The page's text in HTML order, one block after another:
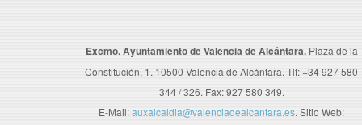
Excmo. Ayuntamiento de Valencia de Alcántara. Plaza de la
Constitución, 1. 10500 Valencia de Alcántara. Tlf: +34 927 580
344 / 326. Fax: 927 580 349.
E-Mail:auxalcaldia@valenciadealcantara.es. Sitio Web: